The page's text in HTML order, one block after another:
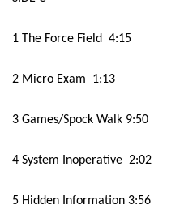
1 The Force Field 4:15
2 Micro Exam 1:13
3 Games/Spock Walk 9:50
4 System Inoperative 2:02
5 Hidden Information 3:56